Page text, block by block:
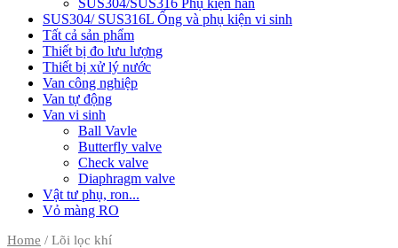
SUS304/ SUS316L Ống và phụ kiện vi sinh
Tất cả sản phẩm
Thiết bị đo lưu lượng
Thiết bị xử lý nước
Van công nghiệp
Van tự động
Van vi sinh
Ball Vavle
Butterfly valve
Check valve
Diaphragm valve
Vật tư phụ, ron...
Vỏ màng RO
Home / Lõi lọc khí